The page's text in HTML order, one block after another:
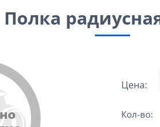
Полка
Цена:
Кол-во: